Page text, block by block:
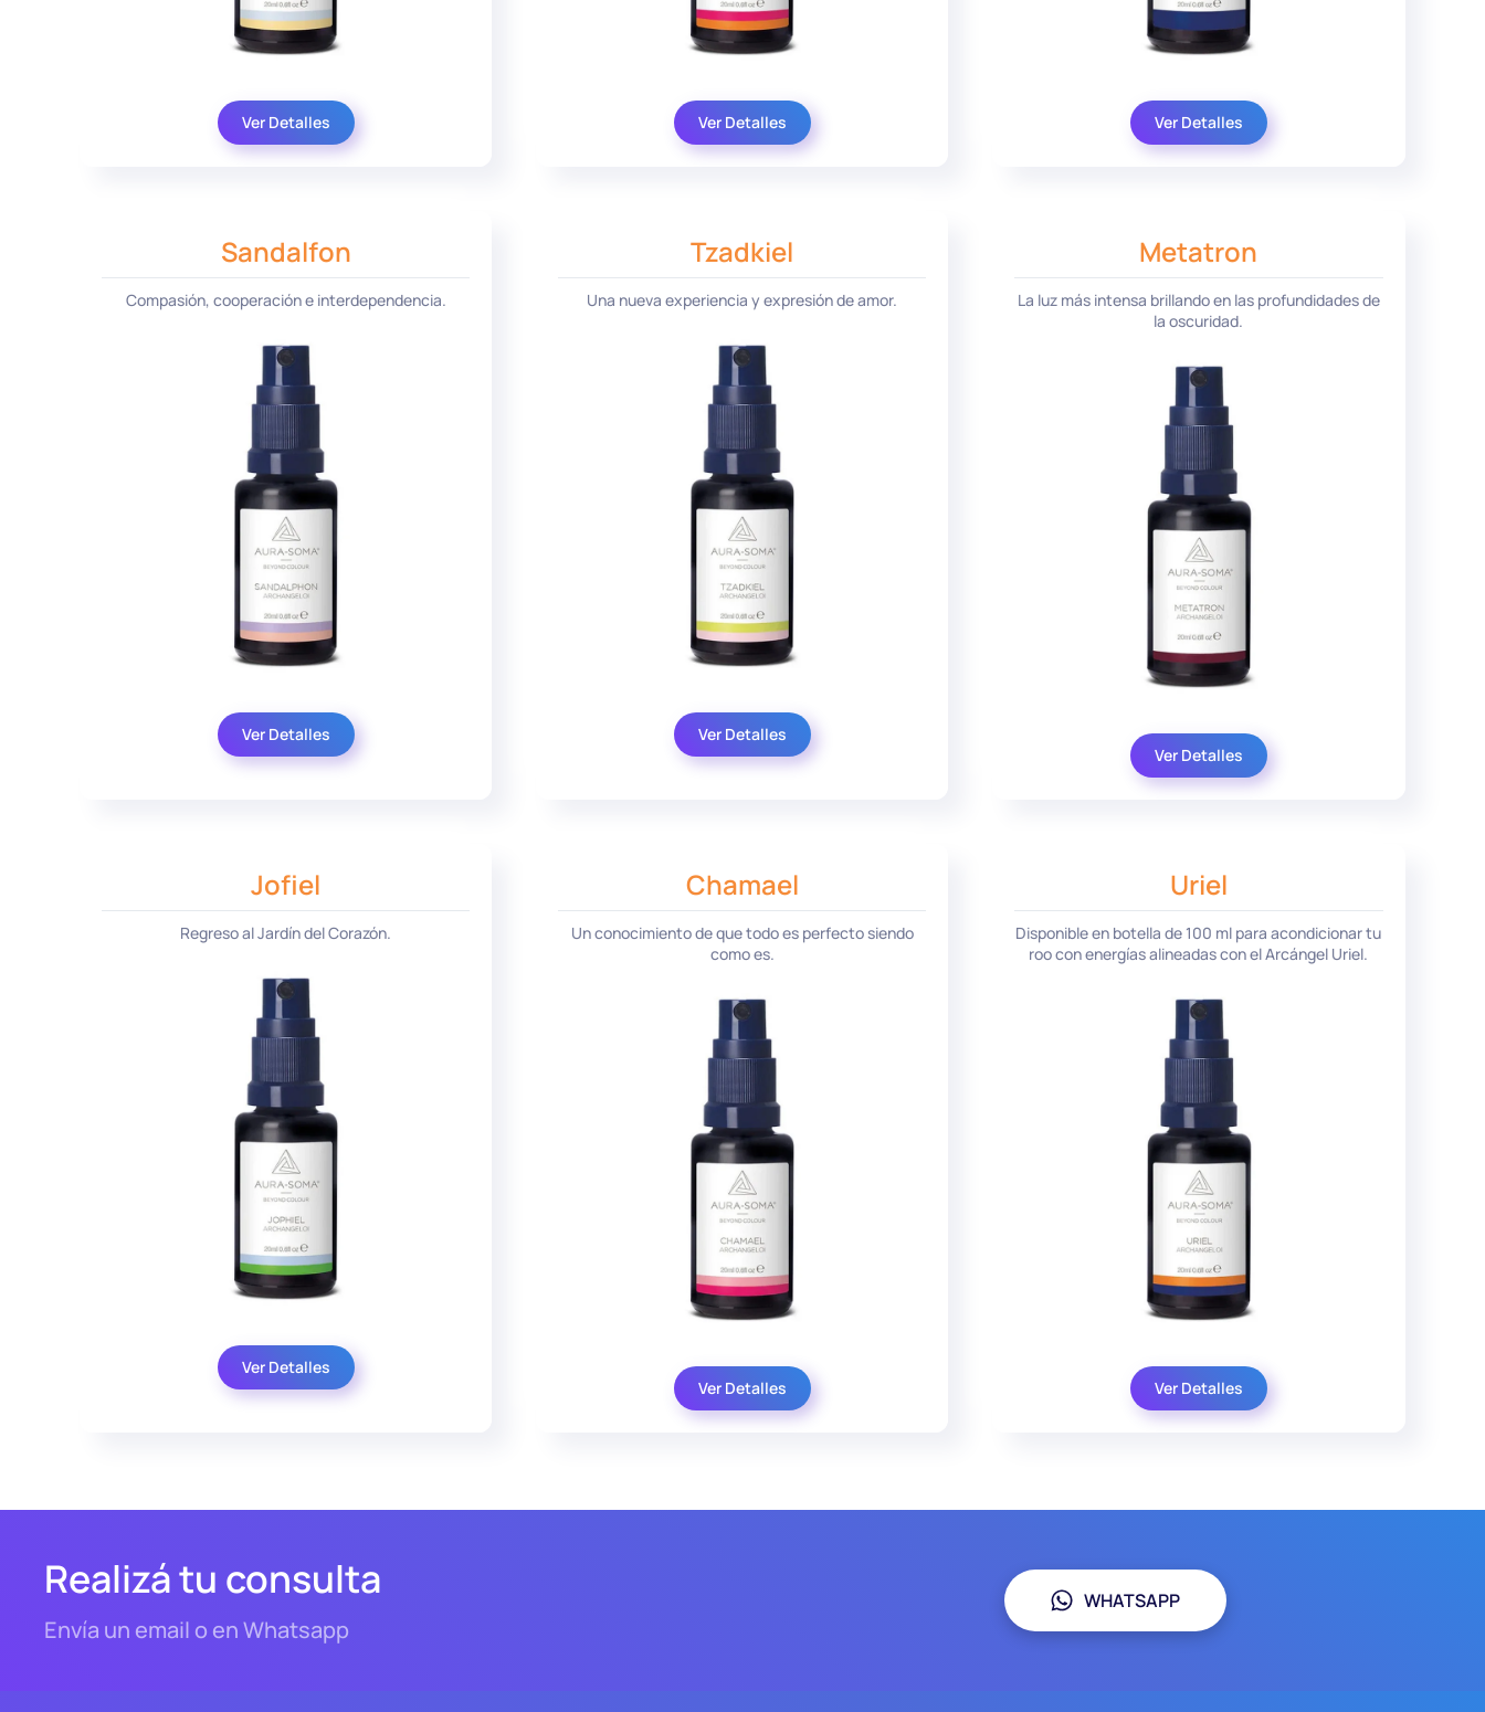
Ver Detalles Ver Detalles Ver Detalles
Sandalfon
Compasión, cooperación e interdependencia.
Ver Detalles
Tzadkiel
Una nueva experiencia y expresión de amor.
Ver Detalles
Metatron
La luz más intensa brillando en las profundidades de
la oscuridad.
Ver Detalles
Jofiel
Regreso al Jardín del Corazón.
Ver Detalles
Chamael
Un conocimiento de que todo es perfecto siendo
como es.
Ver Detalles
Uriel
Disponible en botella de 100 ml para acondicionar tu
roo con energías alineadas con el Arcángel Uriel.
Ver Detalles
Realizá tu consulta
Envía un email o en Whatsapp
WHATSAPP